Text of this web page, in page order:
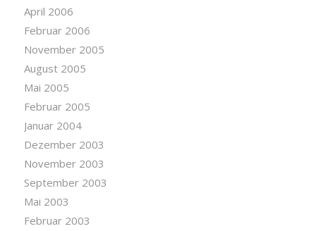
April 2006
Februar 2006
November 2005
August 2005
Mai 2005
Februar 2005
Januar 2004
Dezember 2003
November 2003
September 2003
Mai 2003
Februar 2003